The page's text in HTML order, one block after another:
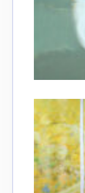
Adresse email*
Prénom
Statut /
J'accepte les
Adresse email*
Nom